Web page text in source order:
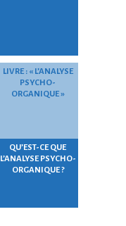
LIVRE : « L’ANALYSE
PSYCHO-
ORGANIQUE »
QU’EST-CE QUE
L’ANALYSE PSYCHO-
ORGANIQUE ?